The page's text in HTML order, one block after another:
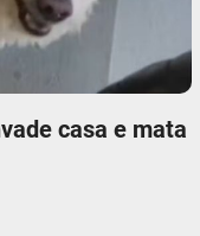
casa e mata